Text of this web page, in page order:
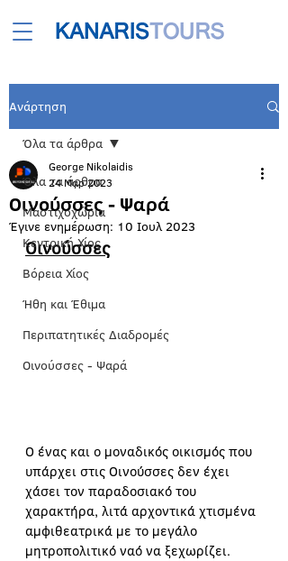
Ανάρτηση
Όλα τα άρθρα
Μαστιχοχώρια
Κεντρική Χίος
Βόρεια Χίος
Ήθη και Έθιμα
Περιπατητικές Διαδρομές
Οινούσσες - Ψαρά
Όλα τα άρθρα
Οινούσσες - Ψαρά
George Nikolaidis
24 Μαρ 2023
Έγινε ενημέρωση: 10 Ιουλ 2023
Οινούσσες
Ο ένας και ο μοναδικός οικισμός που
υπάρχει στις Οινούσσες δεν έχει
χάσει τον παραδοσιακό του
χαρακτήρα, λιτά αρχοντικά χτισμένα
αμφιθεατρικά με το μεγάλο
μητροπολιτικό ναό να ξεχωρίζει.